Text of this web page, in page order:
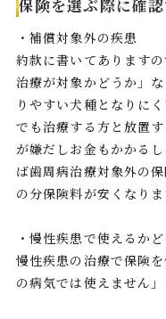
保険を選ぶ際に確
・補償対象外の疾患
約款に書いてあります
治療が対象かどうか」
りやすい犬種となりに
でも治療する方と放置
が嫌だしお金もかかる
ば歯周病治療対象外の
の分保険料が安くなりま
・慢性疾患で使えるか
慢性疾患の治療で保険
の病気では使えません